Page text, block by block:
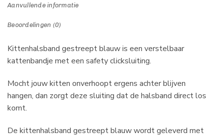
Aanvullende informatie
Beoordelingen (0)
Kittenhalsband gestreept blauw is een verstelbaar
kattenbandje met een safety clicksluiting.
Mocht jouw kitten onverhoopt ergens achter blijven
hangen, dan zorgt deze sluiting dat de halsband direct los
komt.
De kittenhalsband gestreept blauw wordt geleverd met